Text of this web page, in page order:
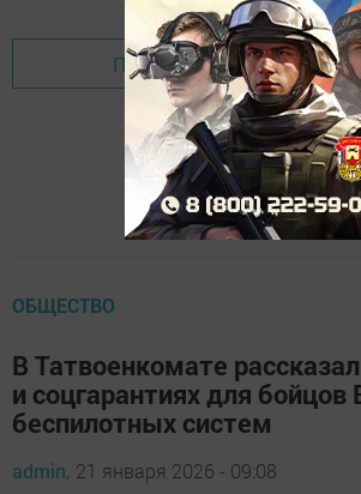
Перейти на страницу
ОБЩЕСТВО
В Татвоенкомате
и соцгарантиях для бойцов
беспилотных систем
admin, 21 января 2026 - 09:08